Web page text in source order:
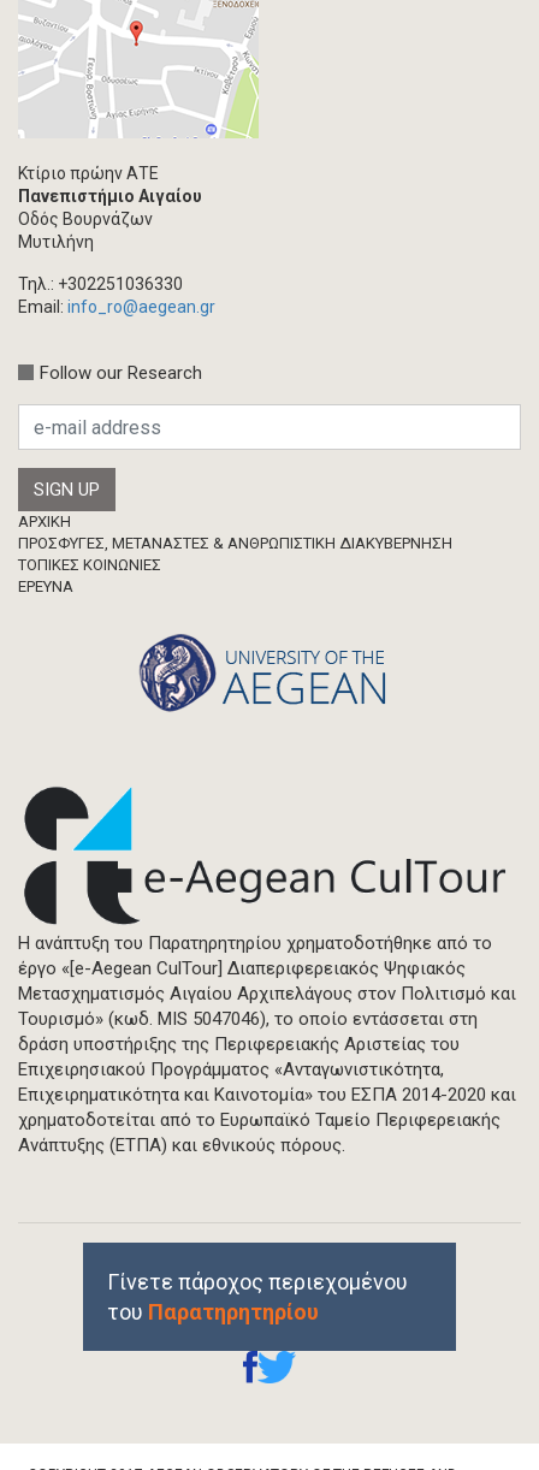
Κτίριο πρώην ΑΤΕ
Πανεπιστήμιο Αιγαίου
Οδός Βουρνάζων
Μυτιλήνη
Τηλ.: +302251036330
Email: info_ro@aegean.gr
Follow our Research
Footer
ΑΡΧΙΚΗ
ΠΡΟΣΦΥΓΕΣ, ΜΕΤΑΝΑΣΤΕΣ & ΑΝΘΡΩΠΙΣΤΙΚΗ ΔΙΑΚΥΒΕΡΝΗΣΗ
ΤΟΠΙΚΕΣ ΚΟΙΝΩΝΙΕΣ
ΈΡΕΥΝΑ
Η ανάπτυξη του Παρατηρητηρίου χρηματοδοτήθηκε από το
έργο «[e-Aegean CulTour] Διαπεριφερειακός Ψηφιακός
Μετασχηματισμός Αιγαίου Αρχιπελάγους στον Πολιτισμό και
Τουρισμό» (κωδ. MIS 5047046), το οποίο εντάσσεται στη
δράση υποστήριξης της Περιφερειακής Αριστείας του
Επιχειρησιακού Προγράμματος «Ανταγωνιστικότητα,
Επιχειρηματικότητα και Καινοτομία» του ΕΣΠΑ 2014-2020 και
χρηματοδοτείται από το Ευρωπαϊκό Ταμείο Περιφερειακής
Ανάπτυξης (ΕΤΠΑ) και εθνικούς πόρους.
Γίνετε πάροχος περιεχομένου
του Παρατηρητηρίου
Footer